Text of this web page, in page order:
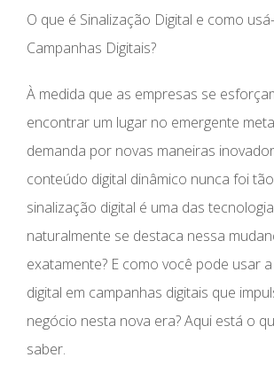
O que é Sinalização Digital e como
Campanhas Digitais?
À medida que as empresas se
encontrar um lugar no emergente
demanda por novas maneiras
conteúdo digital dinâmico nunca foi
sinalização digital é uma das
naturalmente se destaca nessa
exatamente? E como você pode usar
digital em campanhas digitais que
negócio nesta nova era? Aqui está o
saber.